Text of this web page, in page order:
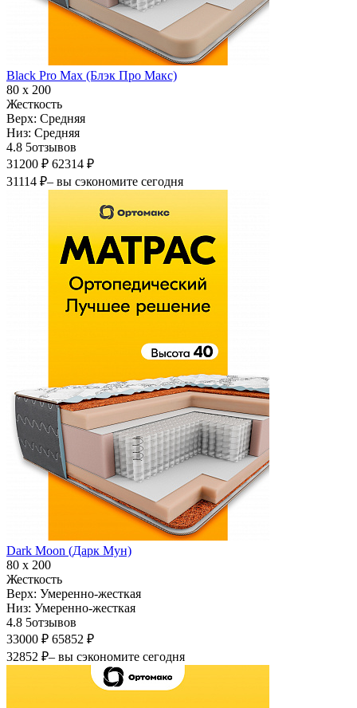
Black Pro Max (Блэк Про Макс)
80 х 200
Жесткость
Верх: Средняя
Низ: Средняя
4.8 5отзывов
31200 ₽ 62314 ₽
31114 ₽– вы сэкономите сегодня
Dark Moon (Дарк Мун)
80 х 200
Жесткость
Верх: Умеренно-жесткая
Низ: Умеренно-жесткая
4.8 5отзывов
33000 ₽ 65852 ₽
32852 ₽– вы сэкономите сегодня